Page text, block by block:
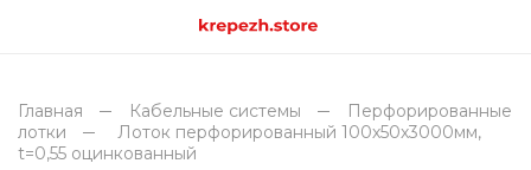
Главная Кабельные системы
Перфорированные
лотки
Лоток перфорированный 100х50х3000мм,
t=0,55 оцинкованный